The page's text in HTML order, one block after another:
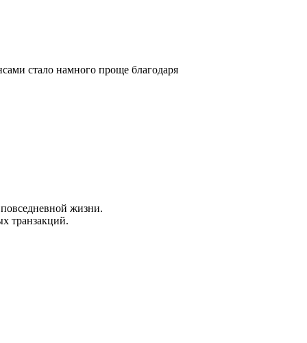
стало намного проще благодаря
жизни.
транзакций.